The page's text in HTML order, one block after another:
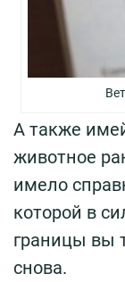
А также
животное
имело
которой в
границы вы
снова.